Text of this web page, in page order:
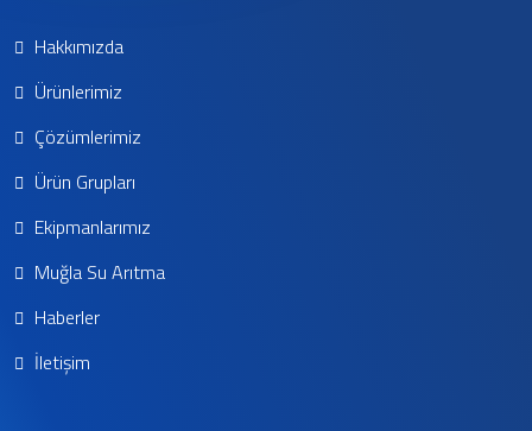
Hakkımızda
Ürünlerimiz
Çözümlerimiz
Ürün Grupları
Ekipmanlarımız
Muğla Su Arıtma
Haberler
İletişim